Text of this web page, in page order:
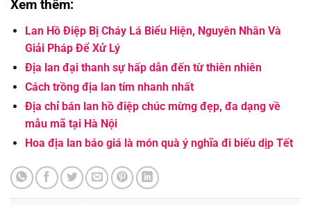
Xem thêm:
Lan Hồ Điệp Bị Cháy Lá Biểu Hiện, Nguyên Nhân Và
Giải Pháp Để Xử Lý
Địa lan đại thanh sự hấp dẫn đến từ thiên nhiên
Cách trồng địa lan tím nhanh nhất
Địa chỉ bán lan hồ điệp chúc mừng đẹp, đa dạng về
mẫu mã tại Hà Nội
Hoa địa lan báo giá là món quà ý nghĩa đi biếu dịp Tết